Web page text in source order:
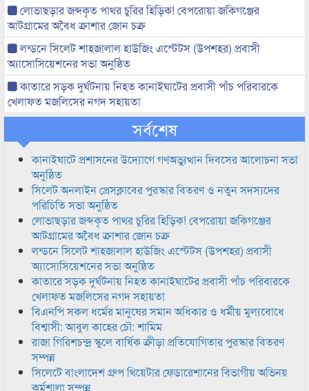
লোভাছড়ার জব্দকৃত পাথর চুরির হিড়িক! বেপরোয়া জকিগঞ্জের
আটগ্রামের অবৈধ ক্রাশার জোন চক্র
লন্ডনে সিলেট শাহজালাল হাউজিং এস্টেটস (উপশহর) প্রবাসী
অ্যাসোসিয়েশনের সভা অনুষ্ঠিত
কাতারে সড়ক দুর্ঘটনায় নিহত কানাইঘাটের প্রবাসী পাঁচ পরিবারকে
খেলাফত মজলিসের নগদ সহায়তা
সর্বশেষ
কানাইঘাটে প্রশাসনের উদ্যোগে গণঅভ্যুত্থান দিবসের আলোচনা সভা
অনুষ্ঠিত
সিলেট অনলাইন প্রেসক্লাবের পুরস্কার বিতরণ ও নতুন সদস্যদের
পরিচিতি সভা অনুষ্ঠিত
লোভাছড়ার জব্দকৃত পাথর চুরির হিড়িক! বেপরোয়া জকিগঞ্জের
আটগ্রামের অবৈধ ক্রাশার জোন চক্র
লন্ডনে সিলেট শাহজালাল হাউজিং এস্টেটস (উপশহর) প্রবাসী
অ্যাসোসিয়েশনের সভা অনুষ্ঠিত
কাতারে সড়ক দুর্ঘটনায় নিহত কানাইঘাটের প্রবাসী পাঁচ পরিবারকে
খেলাফত মজলিসের নগদ সহায়তা
বিএনপি সকল ধর্মের মানুষের সমান অধিকার ও ধর্মীয় মুল্যবোধে
বিশ্বাসী: আবুল কাহের চৌ: শামিম
রাজা গিরিশচন্দ্র স্কুলে বার্ষিক ক্রীড়া প্রতিযোগিতার পুরস্কার বিতরণ
সম্পন্ন
সিলেটে বাংলাদেশ গ্রুপ থিয়েটার ফেডারেশানের বিভাগীয় অভিনয়
কর্মশালা সম্পন্ন